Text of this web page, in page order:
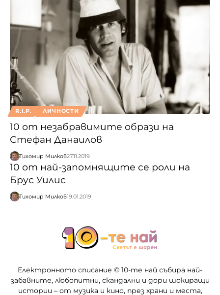
R.I.P. ЛИЧНОСТИ
10 от незабравимите образи на
Стефан Данаилов
Тихомир Милков27.11.2019
10 от най-запомнящите се роли на
Брус Уилис
Тихомир Милков19.01.2019
Електронното списание © 10-те най събира най-
забавните, любопитни, скандални и дори шокиращи
истории – от музика и кино, през храни и места,